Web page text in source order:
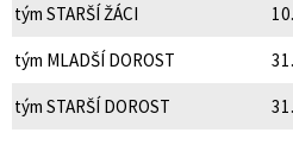
tým STARŠÍ ŽÁCI
tým MLADŠÍ DOROST
tým STARŠÍ DOROST